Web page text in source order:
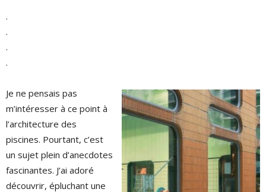
.
.
.
.
Je ne pensais pas
m’intéresser à ce point à
l’architecture des
piscines. Pourtant, c’est
un sujet plein d’anecdotes
fascinantes. J’ai adoré
découvrir, épluchant une